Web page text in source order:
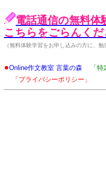
電話通信の無料体
こちらをごらんくだ
（無料体験学習をお申し込みの方に、
●Online作文教室 言葉の森
「
「プライバシーポリシー」